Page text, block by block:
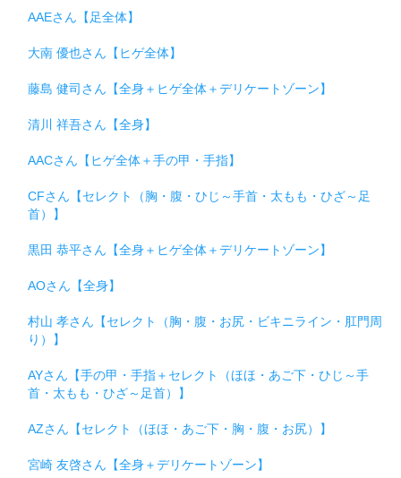
AAEさん【足全体】
大南 優也さん【ヒゲ全体】
藤島 健司さん【全身＋ヒゲ全体＋デリケートゾーン】
清川 祥吾さん【全身】
AACさん【ヒゲ全体＋手の甲・手指】
CFさん【セレクト（胸・腹・ひじ～手首・太もも・ひざ～足
首）】
黒田 恭平さん【全身＋ヒゲ全体＋デリケートゾーン】
AOさん【全身】
村山 孝さん【セレクト（胸・腹・お尻・ビキニライン・肛門周
り）】
AYさん【手の甲・手指＋セレクト（ほほ・あご下・ひじ～手
首・太もも・ひざ～足首）】
AZさん【セレクト（ほほ・あご下・胸・腹・お尻）】
宮崎 友啓さん【全身＋デリケートゾーン】